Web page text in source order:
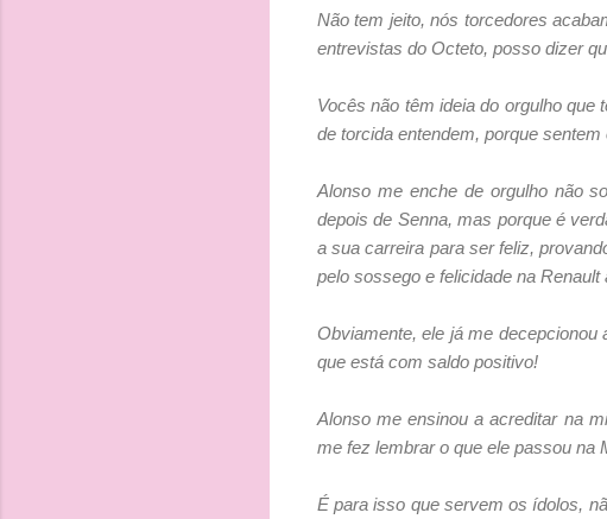
Não tem jeito, nós torcedores
entrevistas do Octeto, posso dizer
Vocês não têm ideia do orgulho
de torcida entendem, porque
Alonso me enche de orgulho não
depois de Senna, mas porque é
a sua carreira para ser feliz,
pelo sossego e felicidade na
Obviamente, ele já me
que está com saldo positivo!
Alonso me ensinou a acreditar na
me fez lembrar o que ele passou na
É para isso que servem os ídolos,